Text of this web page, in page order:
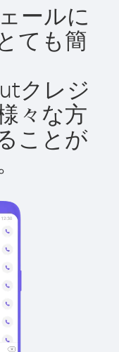
ールに
ても簡
クレジ
々な方
ことが